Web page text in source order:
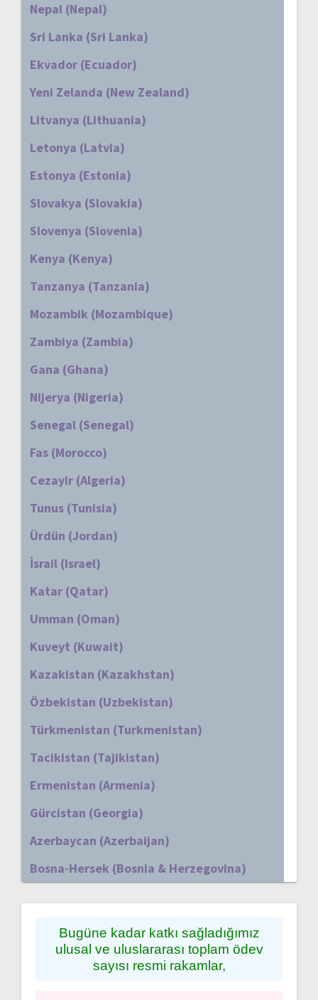
Nepal (Nepal)
Sri Lanka (Sri Lanka)
Ekvador (Ecuador)
Yeni Zelanda (New Zealand)
Litvanya (Lithuania)
Letonya (Latvia)
Estonya (Estonia)
Slovakya (Slovakia)
Slovenya (Slovenia)
Kenya (Kenya)
Tanzanya (Tanzania)
Mozambik (Mozambique)
Zambiya (Zambia)
Gana (Ghana)
Nijerya (Nigeria)
Senegal (Senegal)
Fas (Morocco)
Cezayir (Algeria)
Tunus (Tunisia)
Ürdün (Jordan)
İsrail (Israel)
Katar (Qatar)
Umman (Oman)
Kuveyt (Kuwait)
Kazakistan (Kazakhstan)
Özbekistan (Uzbekistan)
Türkmenistan (Turkmenistan)
Tacikistan (Tajikistan)
Ermenistan (Armenia)
Gürcistan (Georgia)
Azerbaycan (Azerbaijan)
Bosna-Hersek (Bosnia & Herzegovina)
Bugüne kadar katkı sağladığımız
ulusal ve uluslararası toplam ödev
sayısı resmi rakamlar,